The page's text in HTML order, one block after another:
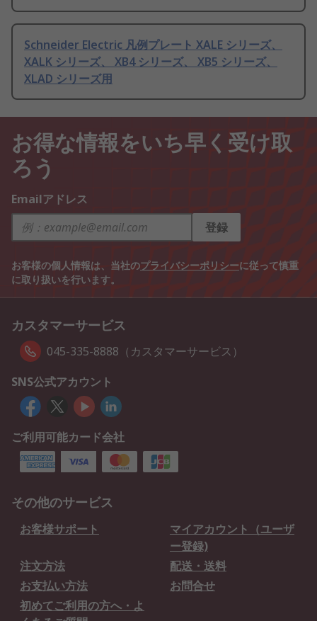
Schneider Electric 凡例プレート XALE シリーズ、
XALK シリーズ、 XB4 シリーズ、 XB5 シリーズ、
XLAD シリーズ用
お得な情報をいち早く受け取
ろう
Emailアドレス
登録
お客様の個人情報は、当社のプライバシーポリシーに従って慎重
に取り扱いを行います。
カスタマーサービス
045-335-8888（カスタマーサービス）
SNS公式アカウント
ご利用可能カード会社
その他のサービス
お客様サポート
マイアカウント（ユーザ
ー登録)
注文方法
配送・送料
お支払い方法
お問合せ
初めてご利用の方へ・よ